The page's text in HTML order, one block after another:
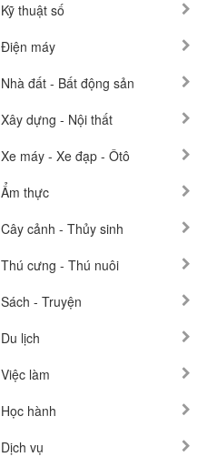
Kỹ thuật số
Điện máy
Nhà đất - Bất động sản
Xây dựng - Nội thất
Xe máy - Xe đạp - Ôtô
Ẩm thực
Cây cảnh - Thủy sinh
Thú cưng - Thú nuôi
Sách - Truyện
Du lịch
Việc làm
Học hành
Dịch vụ